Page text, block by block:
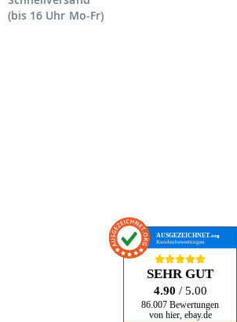
(bis 16 Uhr Mo-Fr)
AUSGEZEICHNET.org
Kundenbewertungen
SEHR GUT
4.90 / 5.00
86.007 Bewertungen
von hier, ebay.de